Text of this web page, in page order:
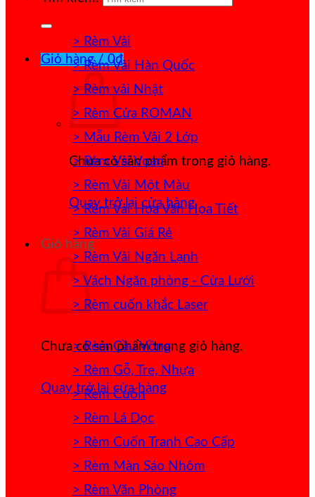
Giỏ hàng /0₫
Chưa có sản phẩm trong giỏ hàng.
Quay trở lại cửa hàng
Giỏ hàng
Chưa có sản phẩm trong giỏ hàng.
Quay trở lại cửa hàng
> Rèm Vải
> Rèm Vải Hàn Quốc
> Rèm vải Nhật
> Rèm Cửa ROMAN
> Mẫu Rèm Vải 2 Lớp
> Rèm Vải Voan
> Rèm Vải Một Màu
> Rèm Vải Hoa Văn Họa Tiết
> Rèm Vải Giá Rẻ
> Rèm Vải Ngăn Lạnh
> Vách Ngăn phòng - Cửa Lưới
> Rèm cuốn khắc Laser
> Rèm Cầu Vồng
> Rèm Gỗ, Tre, Nhựa
> Rèm Cuốn
> Rèm Lá Dọc
> Rèm Cuốn Tranh Cao Cấp
> Rèm Màn Sáo Nhôm
> Rèm Văn Phòng